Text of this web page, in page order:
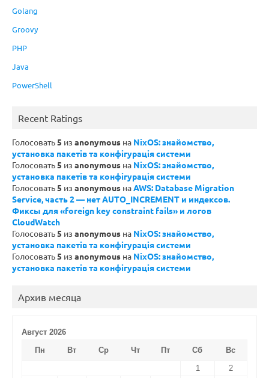
Golang
Groovy
PHP
Java
PowerShell
Recent Ratings
Голосовать5 из anonymous на NixOS: знайомство,
установка пакетів та конфігурація системи
Голосовать5 из anonymous на NixOS: знайомство,
установка пакетів та конфігурація системи
Голосовать5 из anonymous наAWS: Database Migration
Service, часть 2 — нет AUTO_INCREMENT и индексов.
Фиксы для «foreign key constraint fails» и логов
CloudWatch
Голосовать5 из anonymous на NixOS: знайомство,
установка пакетів та конфігурація системи
Голосовать5 из anonymous на NixOS: знайомство,
установка пакетів та конфігурація системи
Архив месяца
Август 2026
Пн
Вт Ср Чт Пт Сб
Вс
1
2